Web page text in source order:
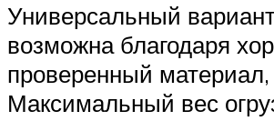
Универсальный
возможна благодаря
проверенный
Максимальный вес